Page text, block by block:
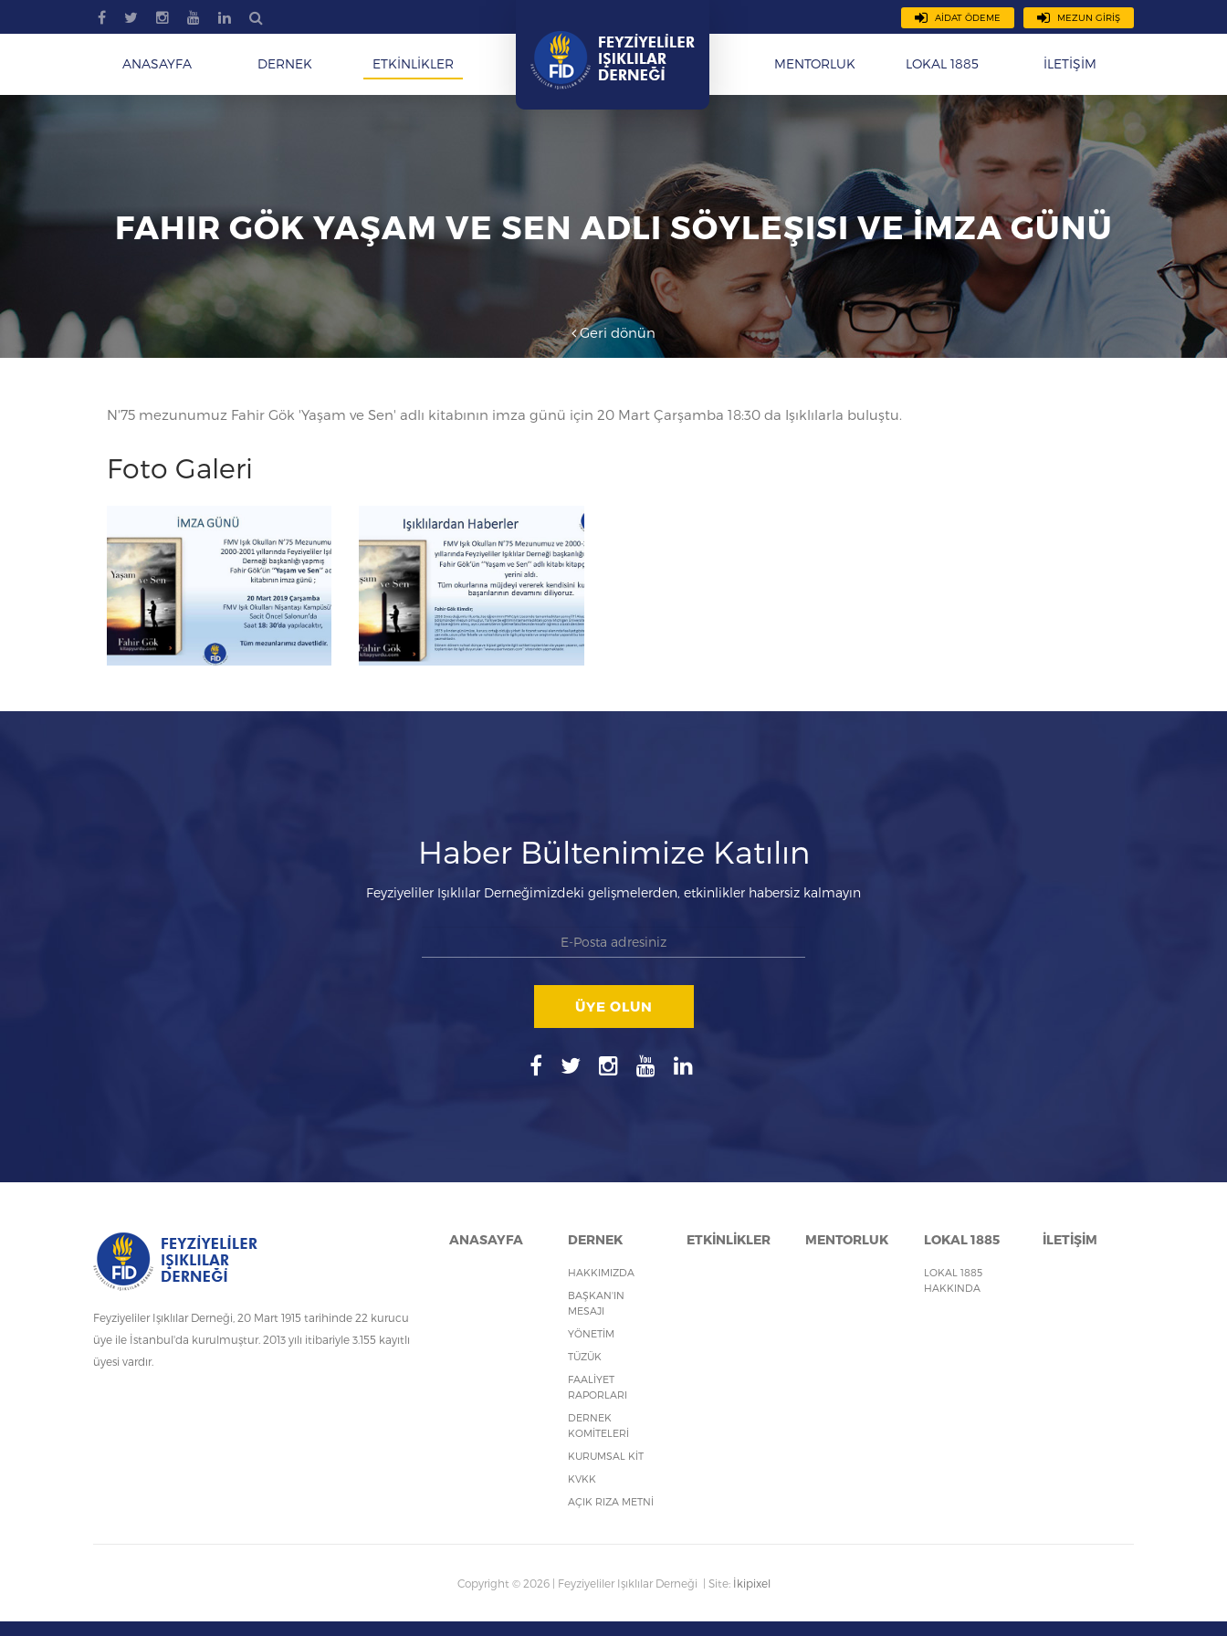
MEZUN GİRİŞ
AİDAT ÖDEME
ANASAYFA DERNEK ETKİNLİKLER MENTORLUK LOKAL 1885 İLETİŞİM
FAHIR GÖK YAŞAM VE SEN ADLI SÖYLEŞISI VE İMZA GÜNÜ
Geri dönün
N'75 mezunumuz Fahir Gök 'Yaşam ve Sen' adlı kitabının imza günü için 20 Mart Çarşamba 18:30 da Işıklılarla buluştu.
Foto Galeri
Haber Bültenimize Katılın
Feyziyeliler Işıklılar Derneğimizdeki gelişmelerden, etkinlikler habersiz kalmayın
ÜYE OLUN
Feyziyeliler Işıklılar Derneği, 20 Mart 1915 tarihinde 22 kurucu
üye ile İstanbul'da kurulmuştur. 2013 yılı itibariyle 3.155 kayıtlı
üyesi vardır.
ANASAYFA DERNEK
HAKKIMIZDA
BAŞKAN'IN
MESAJI
YÖNETİM
TÜZÜK
FAALİYET
RAPORLARI
DERNEK
KOMİTELERİ
KURUMSAL KİT
KVKK
AÇIK RIZA METNİ
ETKİNLİKLER MENTORLUK LOKAL 1885
LOKAL 1885
HAKKINDA
İLETİŞİM
Copyright © 2026 | Feyziyeliler Işıklılar Derneği | Site: İkipixel